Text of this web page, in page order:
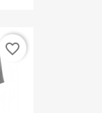
favorite_border